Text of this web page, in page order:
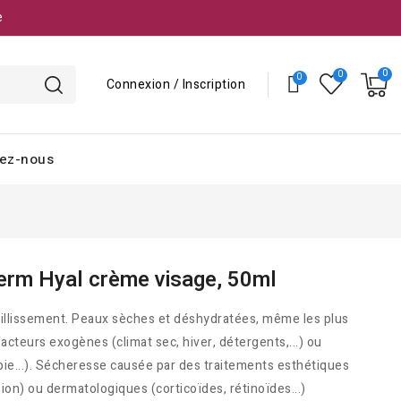
Connexion / Inscription
nous
Hyal crème visage, 50ml
Peaux sèches et déshydratées, même les plus
exogènes (climat sec, hiver, détergents,...) ou
Sécheresse causée par des traitements esthétiques
ou dermatologiques (corticoïdes, rétinoïdes...)